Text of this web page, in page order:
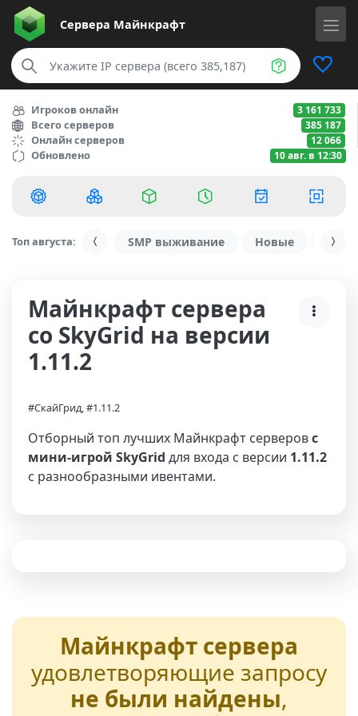
Сервера Майнкрафт
Игроков онлайн 3 161 733
Всего серверов 385 187
Онлайн серверов 12 066
Обновлено 10 авг. в 12:30
Топ августа: SMP выживание Новые С
Майнкрафт сервера
со SkyGrid на версии
1.11.2
#СкайГрид, #1.11.2
Отборный топ лучших Майнкрафт серверовс
мини-игрой SkyGrid для входа с версии 1.11.2
с разнообразными ивентами.
Майнкрафт сервера
удовлетворяющие запросу
не были найдены,